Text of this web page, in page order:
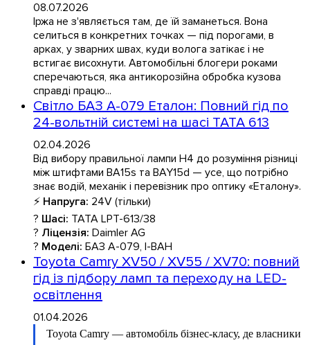
08.07.2026
Іржа не з'являється там, де їй заманеться. Вона
селиться в конкретних точках — під порогами, в
арках, у зварних швах, куди волога затікає і не
встигає висохнути. Автомобільні блогери роками
сперечаються, яка антикорозійна обробка кузова
справді працю...
Світло БАЗ А-079 Еталон: Повний гід по
24-вольтній системі на шасі TATA 613
02.04.2026
Від вибору правильної лампи H4 до розуміння різниці
між штифтами BA15s та BAY15d — усе, що потрібно
знає водій, механік і перевізник про оптику «Еталону».
⚡ Напруга: 24V (тільки)
? Шасі: TATA LPT-613/38
? Ліцензія: Daimler AG
? Моделі: БАЗ А-079, І-ВАН
Toyota Camry XV50 / XV55 / XV70: повний
гід із підбору ламп та переходу на LED-
освітлення
01.04.2026
Toyota Camry — автомобіль бізнес-класу, де власники